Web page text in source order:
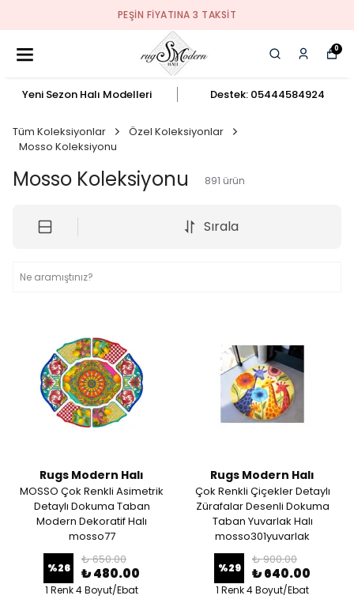
PEŞIN FIYATINA 3 TAKSIT
0
Yeni Sezon Halı Modelleri Destek: 05444584924
Tüm Koleksiyonlar
Özel Koleksiyonlar
Mosso Koleksiyonu
Mosso Koleksiyonu 891 ürün
Sırala
Rugs Modern Halı
MOSSO Çok Renkli Asimetrik
Detaylı Dokuma Taban
Modern Dekoratif Halı
mosso77
%26
₺ 650.00
₺ 480.00
1 Renk 4 Boyut/Ebat
Rugs Modern Halı
Çok Renkli Çiçekler Detaylı
Zürafalar Desenli Dokuma
Taban Yuvarlak Halı
mosso301yuvarlak
%29
₺ 900.00
₺ 640.00
1 Renk 4 Boyut/Ebat